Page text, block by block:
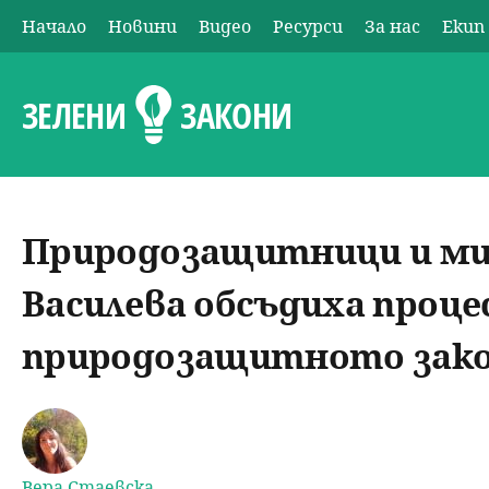
О
с
в
н
о
м
е
Начало Новини Видео Ресурси За нас Екип
ЗЕЛЕНИ ЗАКОНИ
Природозащитници и
Василева обсъдиха
природозащитното